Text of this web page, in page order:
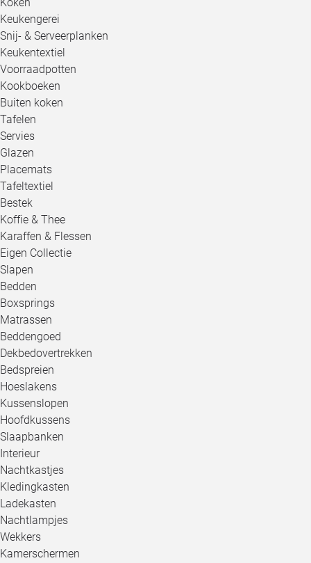
Keukengerei
Snij- & Serveerplanken
Keukentextiel
Voorraadpotten
Kookboeken
Buiten koken
Tafelen
Servies
Glazen
Placemats
Tafeltextiel
Bestek
Koffie & Thee
Karaffen & Flessen
Eigen Collectie
Slapen
Bedden
Boxsprings
Matrassen
Beddengoed
Dekbedovertrekken
Bedspreien
Hoeslakens
Kussenslopen
Hoofdkussens
Slaapbanken
Interieur
Nachtkastjes
Kledingkasten
Ladekasten
Nachtlampjes
Wekkers
Kamerschermen